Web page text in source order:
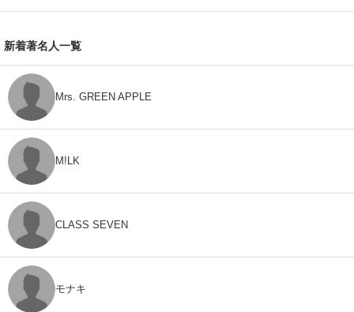
新着著名人一覧
Mrs. GREEN APPLE
M!LK
CLASS SEVEN
モナキ